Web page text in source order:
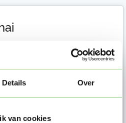
Details Over
van cookies
Bos & Vaart area in Haarlem. I
writing this message in Eng...